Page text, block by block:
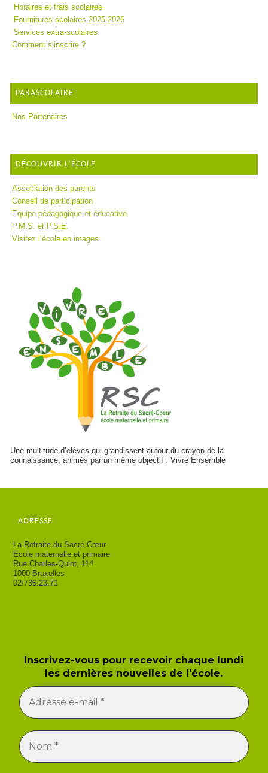
Horaires et frais scolaires
Fournitures scolaires 2025-2026
Services extra-scolaires
Comment s’inscrire ?
PARASCOLAIRE
Nos Partenaires
DÉCOUVRIR L’ÉCOLE
Association des parents
Conseil de participation
Equipe pédagogique et éducative
P.M.S. et P.S.E.
Visitez l’école en images
Une multitude d’élèves qui grandissent autour du crayon de la
connaissance, animés par un même objectif : Vivre Ensemble
ADRESSE
La Retraite du Sacré-Cœur
Ecole maternelle et primaire
Rue Charles-Quint, 114
1000 Bruxelles
02/736.23.71
Inscrivez-vous pour recevoir chaque lundi
les dernières nouvelles de l'école.